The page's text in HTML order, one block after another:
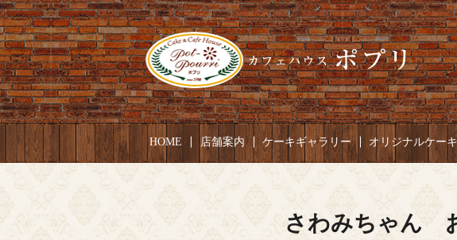
HOME 店舗案内 ケーキギャラリー オリジナルケーキ
さわみちゃん